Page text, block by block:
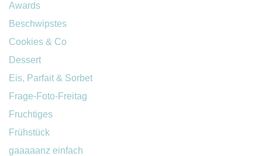
Awards
Beschwipstes
Cookies & Co
Dessert
Eis, Parfait & Sorbet
Frage-Foto-Freitag
Fruchtiges
Frühstück
gaaaaanz einfach